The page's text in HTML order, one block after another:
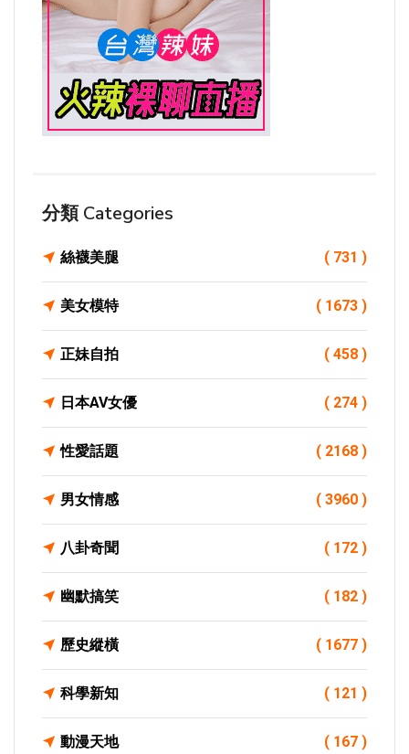
分類 Categories
絲襪美腿 ( 731 )
美女模特 ( 1673 )
正妹自拍 ( 458 )
日本AV女優 ( 274 )
性愛話題 ( 2168 )
男女情感 ( 3960 )
八卦奇聞 ( 172 )
幽默搞笑 ( 182 )
歷史縱橫 ( 1677 )
科學新知 ( 121 )
動漫天地 ( 167 )